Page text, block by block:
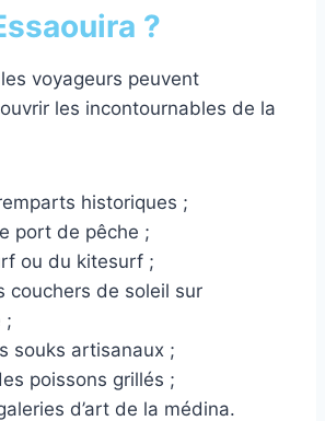
?
voyageurs peuvent
les incontournables de la
historiques ;
port de pêche ;
ou du kitesurf ;
couchers de soleil sur
;
souks artisanaux ;
poissons grillés ;
d’art de la médina.